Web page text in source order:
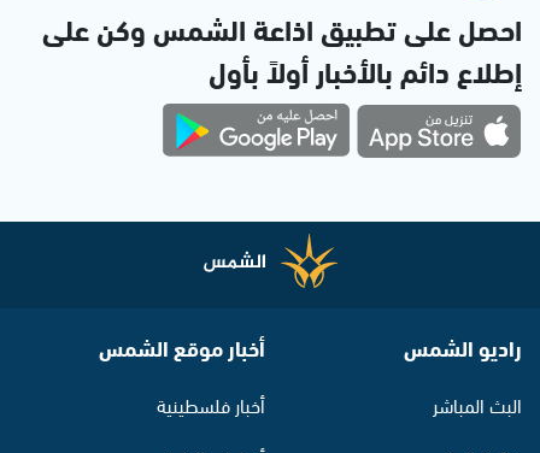
احصل على تطبيق اذاعة الشمس وكن على
إطلاع دائم بالأخبار أولاً بأول
راديو الشمس
البث المباشر
أخبار موقع الشمس
أخبار فلسطينية